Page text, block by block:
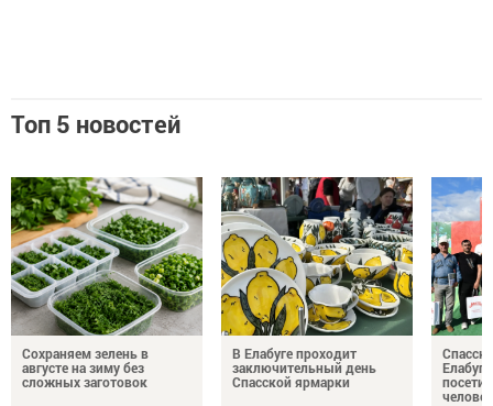
Топ 5 новостей
Сохраняем зелень в
августе на зиму без
сложных заготовок
В Елабуге проходит
заключительный день
Спасской ярмарки
человек